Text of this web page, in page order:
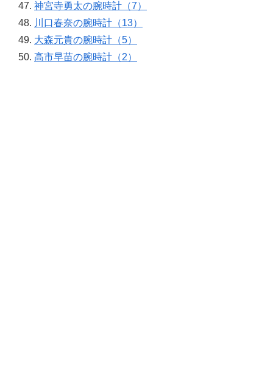
神宮寺勇太の腕時計（7）
川口春奈の腕時計（13）
大森元貴の腕時計（5）
高市早苗の腕時計（2）